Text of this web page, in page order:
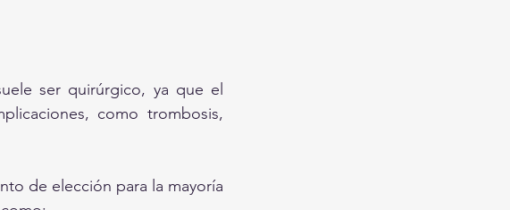
ser quirúrgico, ya que el
como trombosis,
de elección para la mayoría